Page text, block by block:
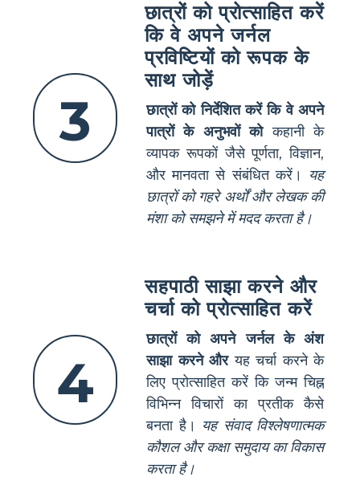
3
छात्रों को प्रोत्साहित करें
कि वे अपने जर्नल
प्रविष्टियों को रूपक के
साथ जोड़ें
छात्रों को निर्देशित करें कि वे अपने
पात्रों के अनुभवों कोकहानी के
व्यापक रूपकों जैसे पूर्णता, विज्ञान,
और मानवता से संबंधित करें। यह
छात्रों को गहरे अर्थों और लेखक की
मंशा को समझने में मदद करता है।
4
सहपाठी साझा करने और
चर्चा को प्रोत्साहित करें
छात्रों को अपने जर्नल के अंश
साझा करने औरयह चर्चा करने के
लिए प्रोत्साहित करें कि जन्म चिह्न
विभिन्न विचारों का प्रतीक कैसे
बनता है। यह संवाद विश्लेषणात्मक
कौशल और कक्षा समुदाय का विकास
करता है।